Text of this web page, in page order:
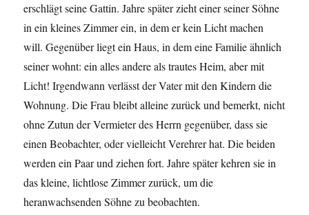
erschlägt seine Gattin. Jahre später zieht einer seiner Söhne
in ein kleines Zimmer ein, in dem er kein Licht machen
will. Gegenüber liegt ein Haus, in dem eine Familie ähnlich
seiner wohnt: ein alles andere als trautes Heim, aber mit
Licht! Irgendwann verlässt der Vater mit den Kindern die
Wohnung. Die Frau bleibt alleine zurück und bemerkt, nicht
ohne Zutun der Vermieter des Herrn gegenüber, dass sie
einen Beobachter, oder vielleicht Verehrer hat. Die beiden
werden ein Paar und ziehen fort. Jahre später kehren sie in
das kleine, lichtlose Zimmer zurück, um die
heranwachsenden Söhne zu beobachten.